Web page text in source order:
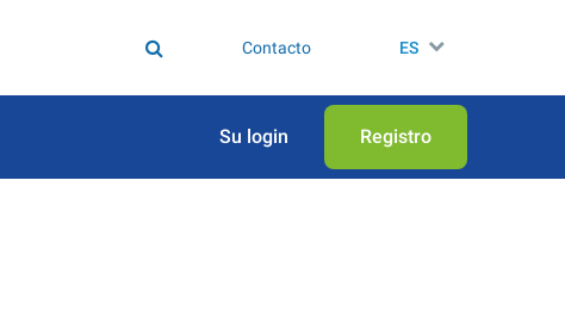
Contacto ES
Su login Registro